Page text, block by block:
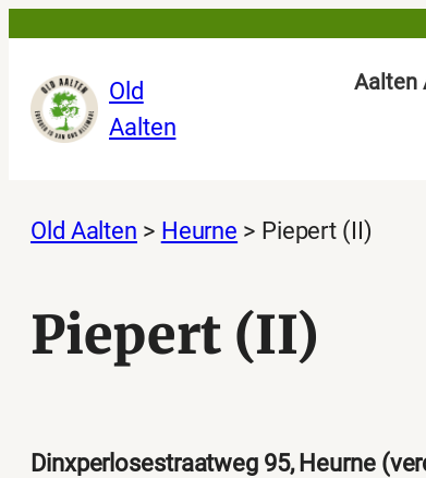
de
inhoud
Old
Aalten
Aalten
Old Aalten > Heurne > Piepert (II)
Piepert (II)
Dinxperlosestraatweg 95, Heurne